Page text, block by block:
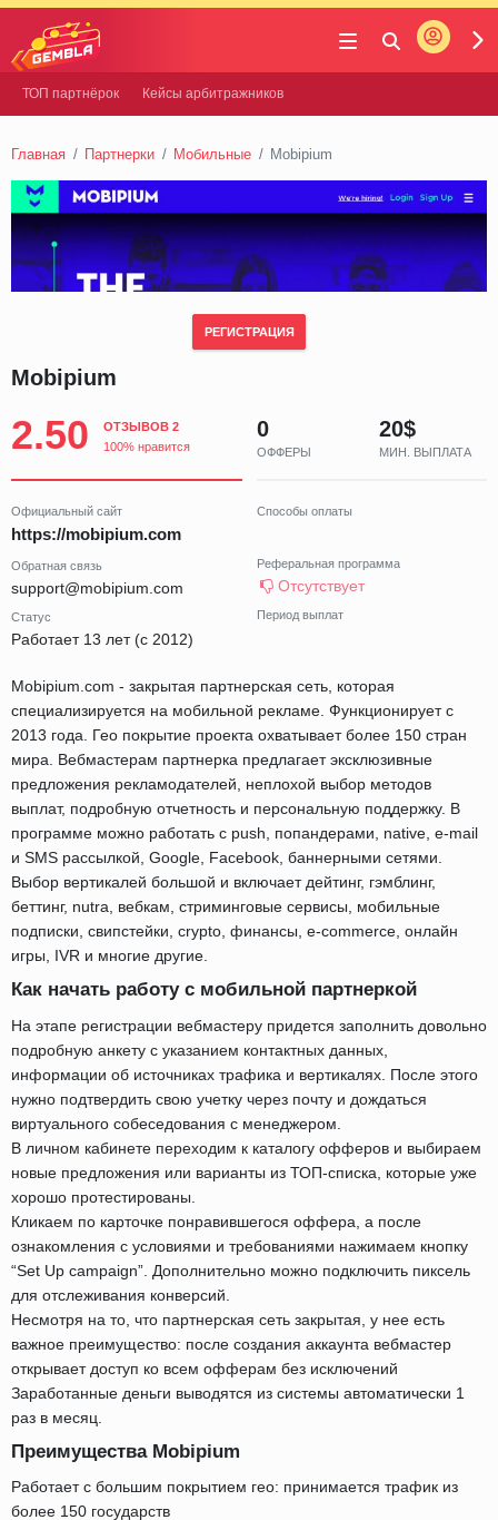
Gembla
Войти
ТОП партнёрок Кейсы арбитражников
Главная Партнерки Мобильные Mobipium
Mobipium
2.50
ОТЗЫВОВ 2
100% нравится
0
ОФФЕРЫ
20$
МИН. ВЫПЛАТА
Официальный сайт
https://mobipium.com
Обратная связь
support@mobipium.com
Статус
Работает 13 лет (с 2012)
Способы оплаты
Реферальная программа
Отсутствует
Период выплат
Mobipium.com - закрытая партнерская сеть, которая
специализируется на мобильной рекламе. Функционирует с
2013 года. Гео покрытие проекта охватывает более 150 стран
мира. Вебмастерам партнерка предлагает эксклюзивные
предложения рекламодателей, неплохой выбор методов
выплат, подробную отчетность и персональную поддержку. В
программе можно работать с push, попандерами, native, e-mail
и SMS рассылкой, Google, Facebook, баннерными сетями.
Выбор вертикалей большой и включает дейтинг, гэмблинг,
беттинг, nutra, вебкам, стриминговые сервисы, мобильные
подписки, свипстейки, crypto, финансы, e-commerce, онлайн
игры, IVR и многие другие.
Как начать работу с мобильной партнеркой
На этапе регистрации вебмастеру придется заполнить довольно
подробную анкету с указанием контактных данных,
информации об источниках трафика и вертикалях. После этого
нужно подтвердить свою учетку через почту и дождаться
виртуального собеседования с менеджером.
В личном кабинете переходим к каталогу офферов и выбираем
новые предложения или варианты из ТОП-списка, которые уже
хорошо протестированы.
Кликаем по карточке понравившегося оффера, а после
ознакомления с условиями и требованиями нажимаем кнопку
“Set Up campaign”. Дополнительно можно подключить пиксель
для отслеживания конверсий.
Несмотря на то, что партнерская сеть закрытая, у нее есть
важное преимущество: после создания аккаунта вебмастер
открывает доступ ко всем офферам без исключений
Заработанные деньги выводятся из системы автоматически 1
раз в месяц.
Преимущества Mobipium
Работает с большим покрытием гео: принимается трафик из
более 150 государств
РЕГИСТРАЦИЯ